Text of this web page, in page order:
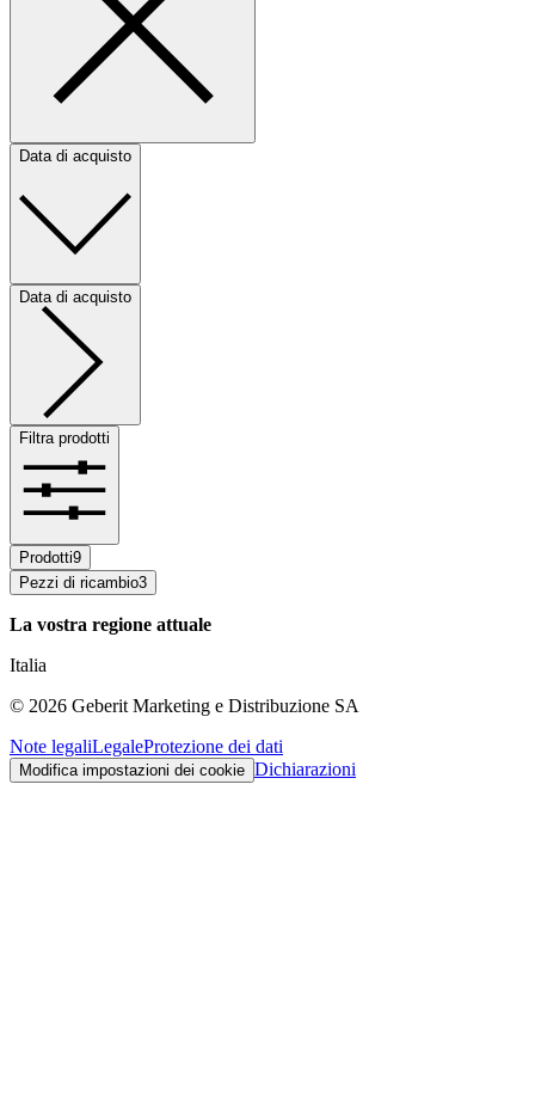
Data di acquisto
Data di acquisto
Filtra prodotti
Prodotti9
Pezzi di ricambio3
La vostra regione attuale
Italia
© 2026 Geberit Marketing e Distribuzione SA
Note legaliLegaleProtezione dei dati
Modifica impostazioni dei cookie Dichiarazioni